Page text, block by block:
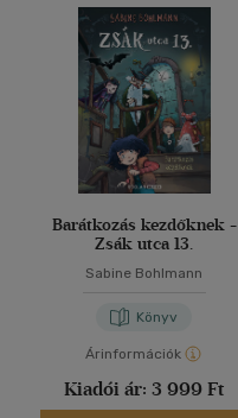
Barátkozás kezdőknek -
Zsák utca 13.
Sabine Bohlmann
Könyv
Árinformációk
Kiadói ár: 3 999 Ft